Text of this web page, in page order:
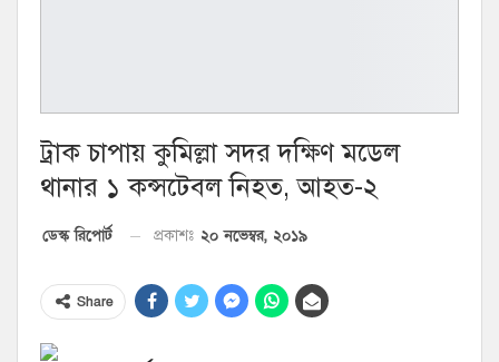
ট্রাক চাপায় কুমিল্লা সদর দক্ষিণ মডেল
থানার ১ কন্সটেবল নিহত, আহত-২
ডেস্ক রিপোর্ট প্রকাশঃ ২০ নভেম্বর, ২০১৯
Share